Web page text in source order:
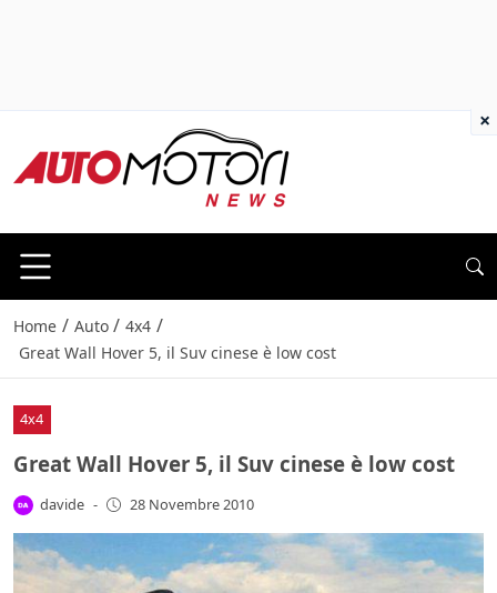
Home / Auto / 4x4 /
Great Wall Hover 5, il Suv cinese è low cost
4x4
Great Wall Hover 5, il Suv cinese è low cost
davide - 28 Novembre 2010
×